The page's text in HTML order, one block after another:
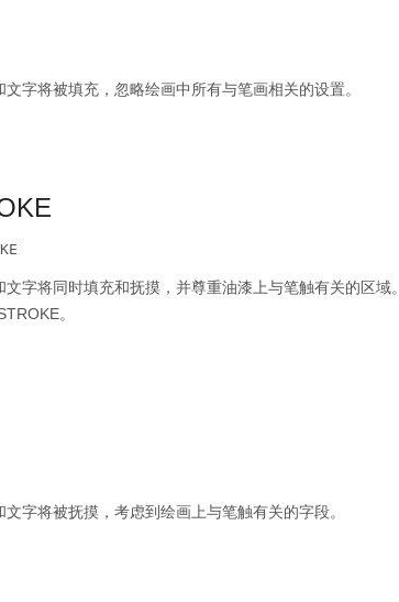
字将被填充，忽略绘画中所有与笔画相关的设置。
字将同时填充和抚摸，并尊重油漆上与笔触有关的区域。
。
字将被抚摸，考虑到绘画上与笔触有关的字段。